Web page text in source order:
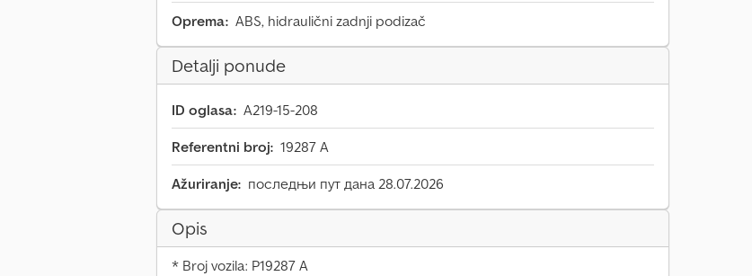
Oprema: ABS, hidraulični zadnji podizač
Detalji ponude
ID oglasa: A219-15-208
Referentni broj: 19287 A
Ažuriranje: последњи пут дана 28.07.2026
Opis
* Broj vozila: P19287 A